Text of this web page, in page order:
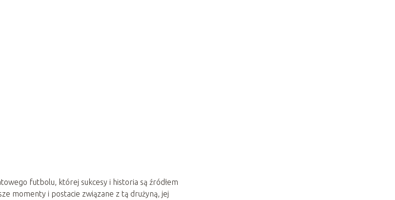
futbolu, której sukcesy i historia są źródłem
momenty i postacie związane z tą drużyną, jej